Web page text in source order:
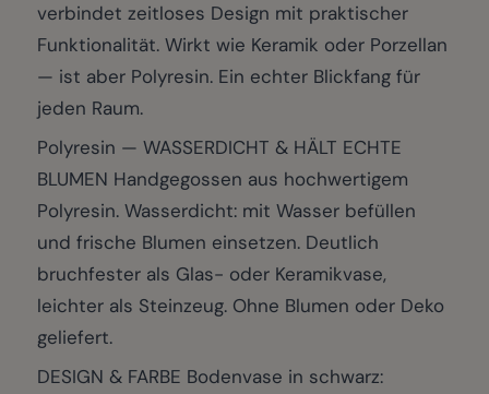
verbindet zeitloses Design mit praktischer
Funktionalität. Wirkt wie Keramik oder Porzellan
— ist aber Polyresin. Ein echter Blickfang für
jeden Raum.
Polyresin — WASSERDICHT & HÄLT ECHTE
BLUMEN Handgegossen aus hochwertigem
Polyresin. Wasserdicht: mit Wasser befüllen
und frische Blumen einsetzen. Deutlich
bruchfester als Glas- oder Keramikvase,
leichter als Steinzeug. Ohne Blumen oder Deko
geliefert.
DESIGN & FARBE Bodenvase in schwarz: